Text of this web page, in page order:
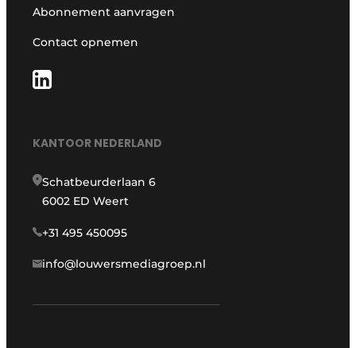
Abonnement aanvragen
Contact opnemen
KANTOOR NEDERLAND
Schatbeurderlaan 6
6002 ED Weert
+31 495 450095
info@louwersmediagroep.nl